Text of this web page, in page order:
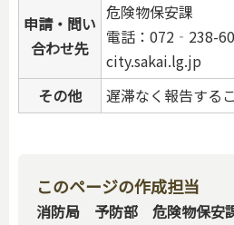
申請・問い
合わせ先
危険物保安課
電話：072‐238-
city.sakai.lg.jp
その他
遅滞なく報告する
このページの作成担当
消防局 予防部 危険物保安